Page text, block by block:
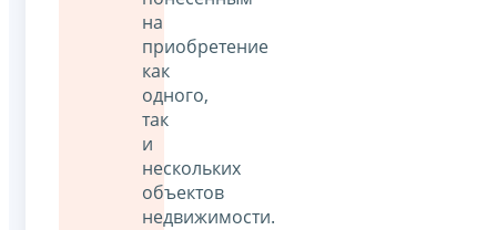
на
приобретение
как
одного,
так
и
нескольких
объектов
недвижимости.